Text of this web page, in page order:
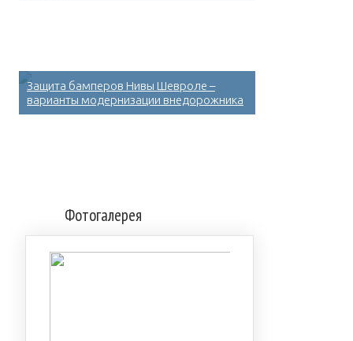
Защита бамперов Нивы Шевроле –
варианты модернизации внедорожника
Фотогалерея